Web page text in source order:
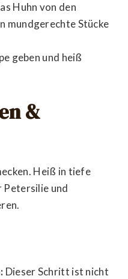
Huhn von den
mundgerechte Stücke
geben und heiß
&
Heiß in tiefe
Petersilie und
Dieser Schritt ist nicht